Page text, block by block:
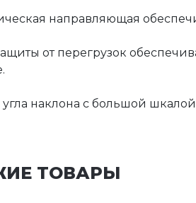
направляющая
от перегрузок
угла наклона с большой
ТОВАРЫ